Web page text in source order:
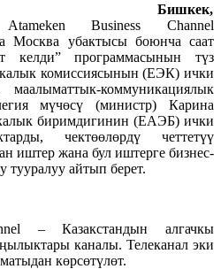
Бишкек,
Business Channel
Москва убактысы боюнча саат
келди” программасынын түз
комиссиясынын (ЕЭК) ички
коммуникациялык
мүчөсү (министр) Карина
биримдигинин (ЕАЭБ) ички
чектөөлөрдү четтетүү
иштер жана бул иштерге бизнес-
айтып берет.
– Казакстандын алгачкы
каналы. Телеканал эки
көрсөтүлөт.